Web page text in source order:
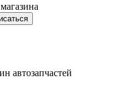
автозапчастей